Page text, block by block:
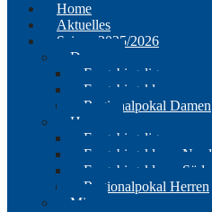
Home
Aktuelles
Saison 2025/2026
Damen
Erzgebirgsliga
Erzgebirgsklasse
Regionalpokal Damen
Herren
Erzgebirgsliga
Erzgebirgsklasse Nord
Erzgebirgsklasse Süd
Regionalpokal Herren
Mix